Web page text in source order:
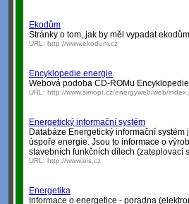
Ekodům
Stránky o tom, jak by měl vypadat
URL: http://www.ekodum.cz
Encyklopedie energie
Webová podoba CD-ROMu
URL: http://www.simopt.cz/energyweb/web/
Energetický informační systém
Databáze Energetický informační
úspoře energie. Jsou to informace o
stavebních funkčních dílech (zateplovací
URL: http://www.eis.cz
Energetika
Informace o energetice - poradna